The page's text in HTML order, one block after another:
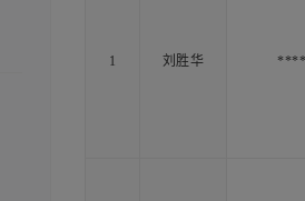
1 刘胜华 ****